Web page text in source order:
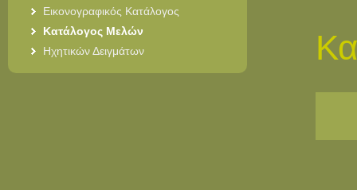
Εικονογραφικός Κατάλογος
Κατάλογος Μελών
Ηχητικών Δειγμάτων